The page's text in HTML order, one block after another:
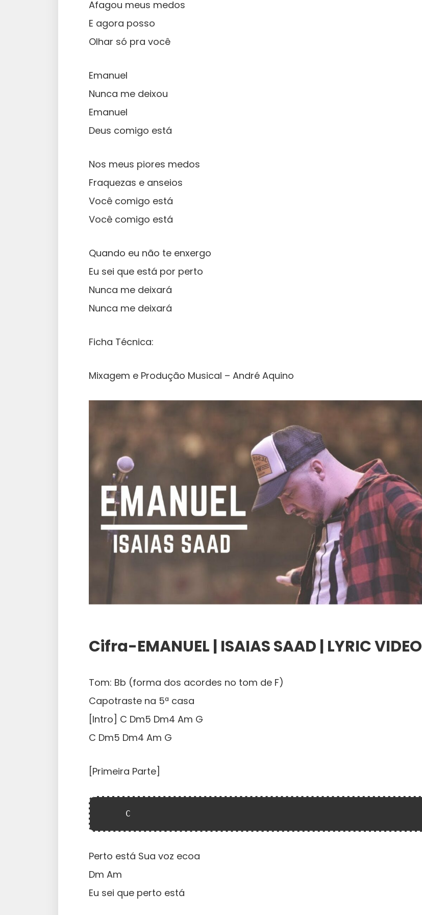
Afagou meus medos
E agora posso
Olhar só pra você
Emanuel
Nunca me deixou
Emanuel
Deus comigo está
Nos meus piores medos
Fraquezas e anseios
Você comigo está
Você comigo está
Quando eu não te enxergo
Eu sei que está por perto
Nunca me deixará
Nunca me deixará
Ficha Técnica:
Mixagem e Produção Musical – André Aquino
Cifra-EMANUEL | ISAIAS SAAD | LYRIC VIDEO
Tom: Bb (forma dos acordes no tom de F)
Capotraste na 5ª casa
[Intro] C Dm5 Dm4 Am G
C Dm5 Dm4 Am G
[Primeira Parte]
     C
Perto está Sua voz ecoa
Dm Am
Eu sei que perto está